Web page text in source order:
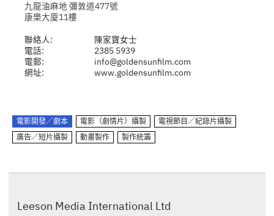
九龍油麻地 彌敦道477號
康樂大廈11樓
聯絡人:
陳家寶女士
電話:
2385 5939
電郵:
info@goldensunfilm.com
網址:
www.goldensunfilm.com
電影開發／劇本 電影（劇情片）攝製
電視節目／紀錄片攝製
廣告／短片攝製
動畫製作 製作統籌
Leeson Media International Ltd